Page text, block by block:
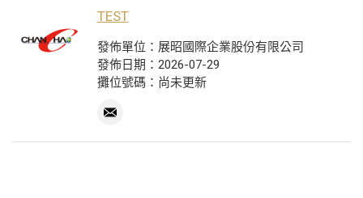
TEST
發佈單位：展昭國際企業股份有限公司
發佈日期：2026-07-29
攤位號碼：尚未更新